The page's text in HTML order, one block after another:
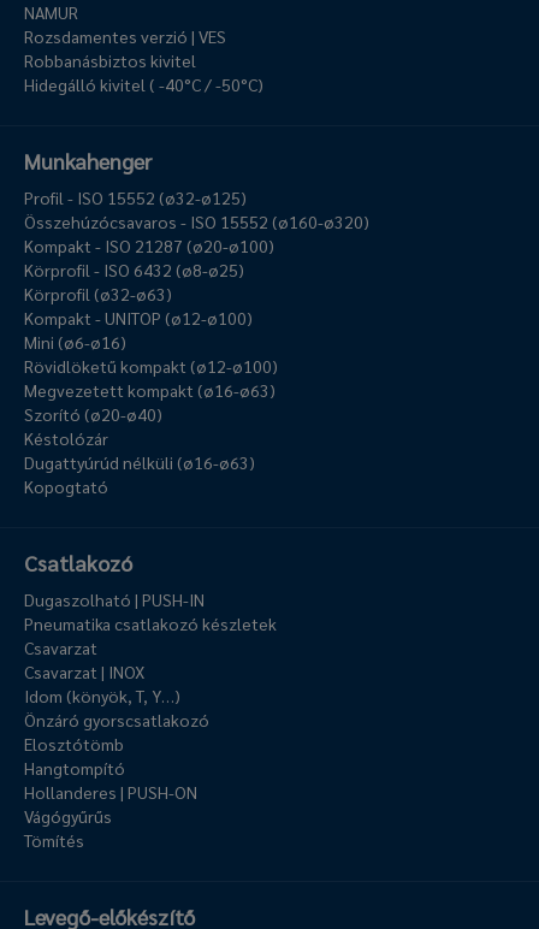
NAMUR
Rozsdamentes verzió | VES
Robbanásbiztos kivitel
Hidegálló kivitel ( -40°C / -50°C)
Munkahenger
Profil - ISO 15552 (ø32-ø125)
Összehúzócsavaros - ISO 15552 (ø160-ø320)
Kompakt - ISO 21287 (ø20-ø100)
Körprofil - ISO 6432 (ø8-ø25)
Körprofil (ø32-ø63)
Kompakt - UNITOP (ø12-ø100)
Mini (ø6-ø16)
Rövidlöketű kompakt (ø12-ø100)
Megvezetett kompakt (ø16-ø63)
Szorító (ø20-ø40)
Késtolózár
Dugattyúrúd nélküli (ø16-ø63)
Kopogtató
Csatlakozó
Dugaszolható | PUSH-IN
Pneumatika csatlakozó készletek
Csavarzat
Csavarzat | INOX
Idom (könyök, T, Y…)
Önzáró gyorscsatlakozó
Elosztótömb
Hangtompító
Hollanderes | PUSH-ON
Vágógyűrűs
Tömítés
Levegő-előkészítő